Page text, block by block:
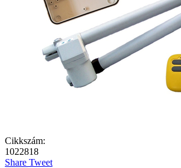
Cikkszám:
1022818
Share Tweet